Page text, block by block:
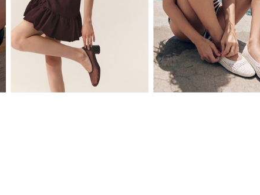
37 38 39 36 37 38 39 40